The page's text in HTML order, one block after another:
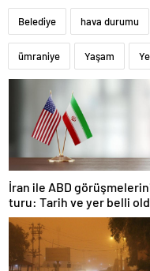
Belediye hava durumu
ümraniye Yaşam
İran ile ABD
turu: Tarih ve yer belli